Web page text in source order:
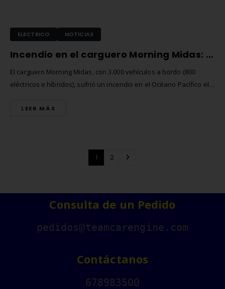
Incendio en el carguero Morning Midas: 3.000 vehículos, 800 eléctricos, abandonados en el Pacífico
ELECTRICO NOTICIAS
El carguero Morning Midas, con 3.000 vehículos a bordo (800
eléctricos e híbridos), sufrió un incendio en el Océano Pacífico el 3
nave, mientras las autoridades coordinaban su rescate, y el
LEER MÁS
1 2
Consulta de un Pedido
pedidos@teamcarengine.com
Contáctanos
678983500